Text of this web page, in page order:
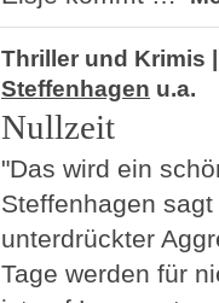
Thriller und Krimis
Steffenhagen u.a.
Nullzeit
"Das wird ein
Steffenhagen
unterdrückter
Tage werden für